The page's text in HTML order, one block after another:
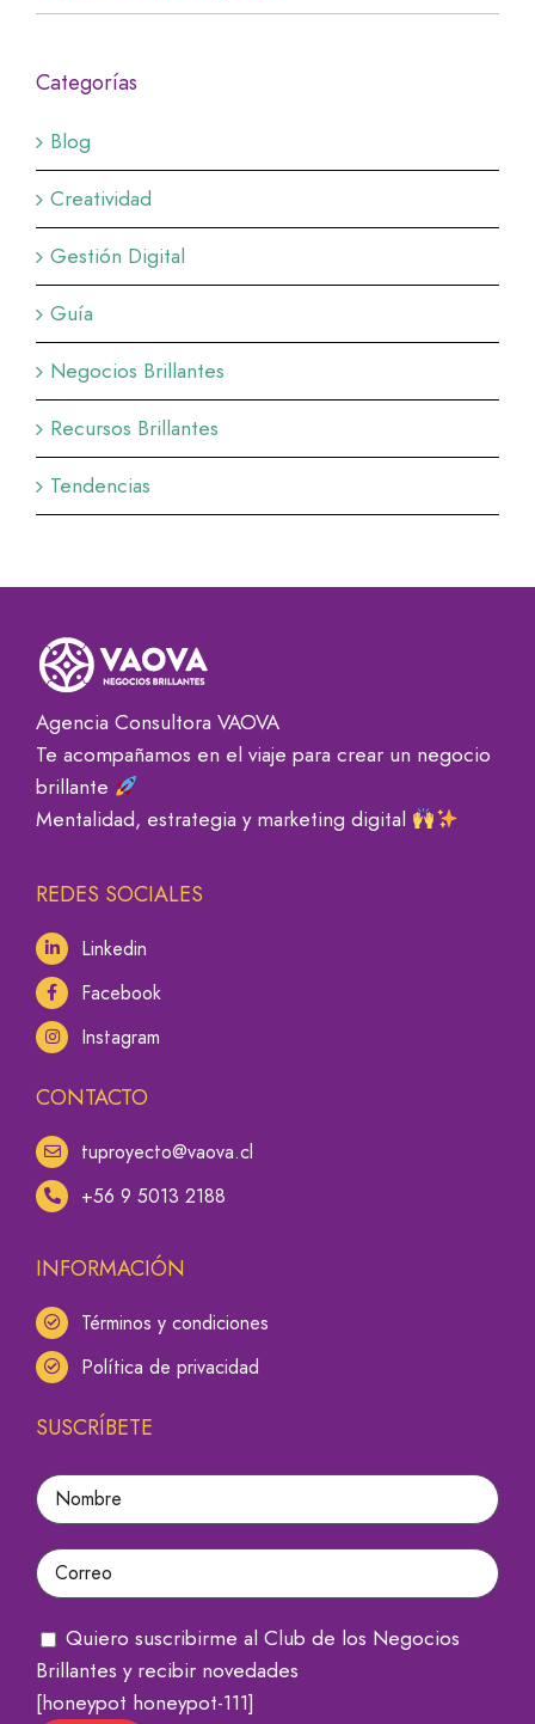
Categorías
Blog
Creatividad
Gestión Digital
Guía
Negocios Brillantes
Recursos Brillantes
Tendencias
Agencia Consultora VAOVA
Te acompañamos en el viaje para crear un negocio
brillante
Mentalidad, estrategia y marketing digital
REDES SOCIALES
Linkedin
Facebook
Instagram
CONTACTO
tuproyecto@vaova.cl
+56 9 5013 2188
INFORMACIÓN
Términos y condiciones
Política de privacidad
SUSCRÍBETE
Quiero suscribirme al Club de los Negocios
Brillantes y recibir novedades
[honeypot honeypot-111]